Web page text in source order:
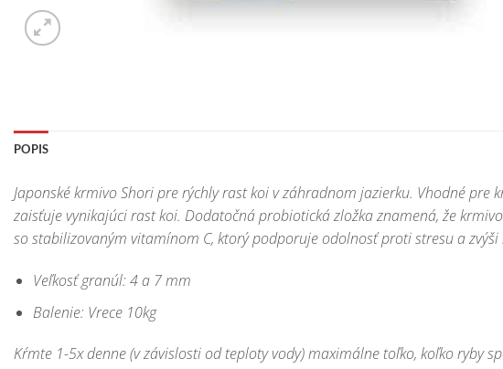
POPIS
Japonské krmivo Shori pre rýchly rast koi v záhradnom jazierku. Vhodné
zaisťuje vynikajúci rast koi. Dodatočná probiotická zložka znamená, že
so stabilizovaným vitamínom C, ktorý podporuje odolnosť proti stresu a
Veľkosť granúl: 4 a 7 mm
Balenie: Vrece 10kg
Kŕmte 1-5x denne (v závislosti od teploty vody) maximálne toľko, koľko ryby